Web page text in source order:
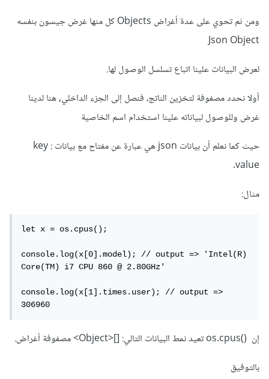
ومن ثم تحوي على عدة أغراض Objects كل منها غرض جيسون بنفسه
Json Object
لعرض البيانات علينا اتباع تسلسل الوصول لها.
أولا نحدد مصفوفة لتخزين الناتج، فنصل إلى الجزء الداخلي, هنا لدينا
غرض وللوصول لبياناته علينا استخدام اسم الخاصية
حيث كما نعلم أن بيانات json هي عبارة عن مفتاح مع بيانات key :
value.
مثال:
let x = os.cpus();
console.log(x[0].model); // output => 'Intel(R)
Core(TM) i7 CPU 860 @ 2.80GHz'
console.log(x[1].times.user); // output =>
306960
إن ()os.cpus تعيد نمط البيانات التالي: []<Object> مصفوفة أغراض.
بالتوفيق